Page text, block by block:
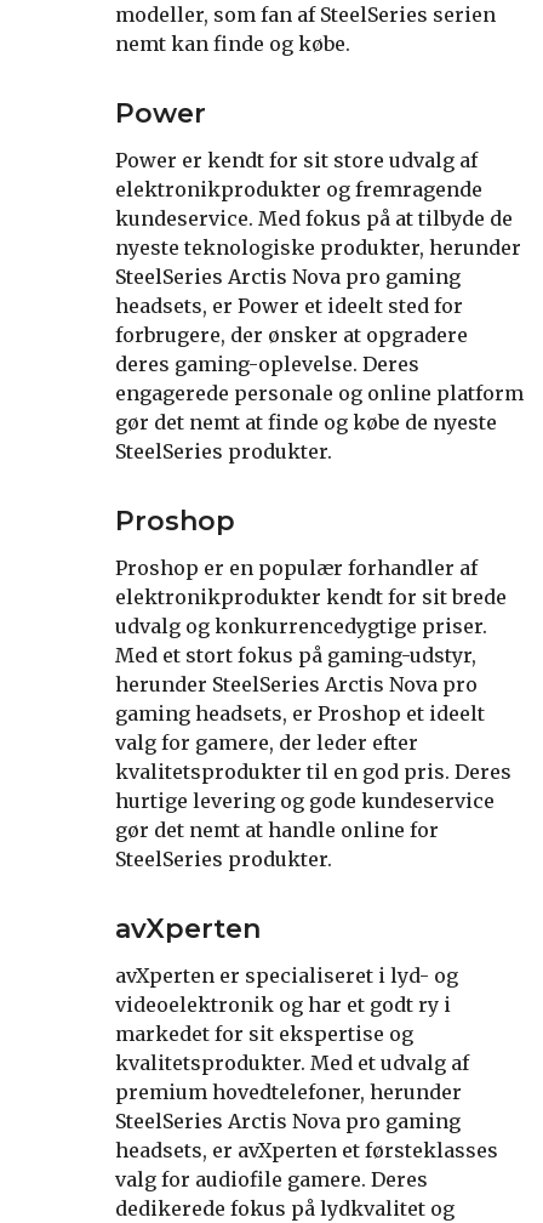
modeller, som fan af SteelSeries serien
nemt kan finde og købe.
Power
Power er kendt for sit store udvalg af
elektronikprodukter og fremragende
kundeservice. Med fokus på at tilbyde de
nyeste teknologiske produkter, herunder
SteelSeries Arctis Nova pro gaming
headsets, er Power et ideelt sted for
forbrugere, der ønsker at opgradere
deres gaming-oplevelse. Deres
engagerede personale og online platform
gør det nemt at finde og købe de nyeste
SteelSeries produkter.
Proshop
Proshop er en populær forhandler af
elektronikprodukter kendt for sit brede
udvalg og konkurrencedygtige priser.
Med et stort fokus på gaming-udstyr,
herunder SteelSeries Arctis Nova pro
gaming headsets, er Proshop et ideelt
valg for gamere, der leder efter
kvalitetsprodukter til en god pris. Deres
hurtige levering og gode kundeservice
gør det nemt at handle online for
SteelSeries produkter.
avXperten
avXperten er specialiseret i lyd- og
videoelektronik og har et godt ry i
markedet for sit ekspertise og
kvalitetsprodukter. Med et udvalg af
premium hovedtelefoner, herunder
SteelSeries Arctis Nova pro gaming
headsets, er avXperten et førsteklasses
valg for audiofile gamere. Deres
dedikerede fokus på lydkvalitet og